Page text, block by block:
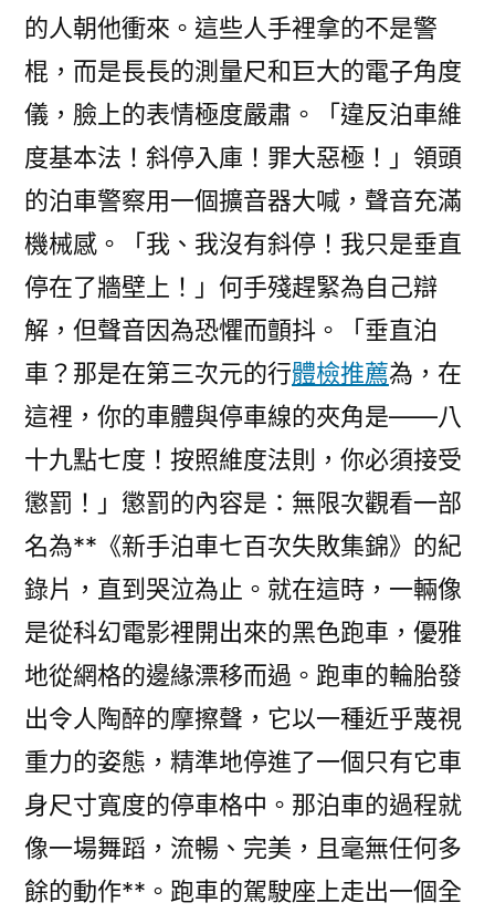
的人朝他衝來。這些人手裡拿的不是警
棍，而是長長的測量尺和巨大的電子角度
儀，臉上的表情極度嚴肅。「違反泊車維
度基本法！斜停入庫！罪大惡極！」領頭
的泊車警察用一個擴音器大喊，聲音充滿
機械感。「我、我沒有斜停！我只是垂直
停在了牆壁上！」何手殘趕緊為自己辯
解，但聲音因為恐懼而顫抖。「垂直泊
車？那是在第三次元的行體檢推薦為，在
這裡，你的車體與停車線的夾角是——八
十九點七度！按照維度法則，你必須接受
懲罰！」懲罰的內容是：無限次觀看一部
名為**《新手泊車七百次失敗集錦》的紀
錄片，直到哭泣為止。就在這時，一輛像
是從科幻電影裡開出來的黑色跑車，優雅
地從網格的邊緣漂移而過。跑車的輪胎發
出令人陶醉的摩擦聲，它以一種近乎蔑視
重力的姿態，精準地停進了一個只有它車
身尺寸寬度的停車格中。那泊車的過程就
像一場舞蹈，流暢、完美，且毫無任何多
餘的動作**。跑車的駕駛座上走出一個全